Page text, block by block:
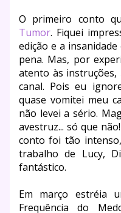
O primeiro conto
Tumor. Fiquei
edição e a
pena. Mas, por
atento às
canal. Pois eu
quase vomitei meu
não levei a sério.
avestruz... só que
conto foi tão
trabalho de Lucy,
fantástico.
Em março estréia
Frequência do